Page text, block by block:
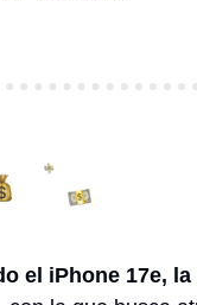
el iPhone 17e, la